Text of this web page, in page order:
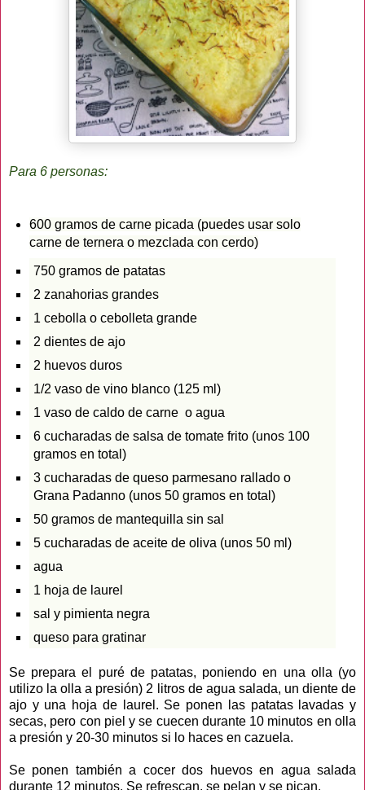
Para 6 personas:
600 gramos de carne picada (puedes usar solo
carne de ternera o mezclada con cerdo)
750 gramos de patatas
2 zanahorias grandes
1 cebolla o cebolleta grande
2 dientes de ajo
2 huevos duros
1/2 vaso de vino blanco (125 ml)
1 vaso de caldo de carne o agua
6 cucharadas de salsa de tomate frito (unos 100
gramos en total)
3 cucharadas de queso parmesano rallado o
Grana Padanno (unos 50 gramos en total)
50 gramos de mantequilla sin sal
5 cucharadas de aceite de oliva (unos 50 ml)
agua
1 hoja de laurel
sal y pimienta negra
queso para gratinar
Se prepara el puré de patatas, poniendo en una olla (yo
utilizo la olla a presión) 2 litros de agua salada, un diente de
ajo y una hoja de laurel. Se ponen las patatas lavadas y
secas, pero con piel y se cuecen durante 10 minutos en olla
a presión y 20-30 minutos si lo haces en cazuela.
Se ponen también a cocer dos huevos en agua salada
durante 12 minutos. Se refrescan, se pelan y se pican.